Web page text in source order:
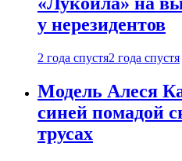
у нерезидентов
2 года спустя2 года спустя
Модель Алеся
синей помадой
трусах